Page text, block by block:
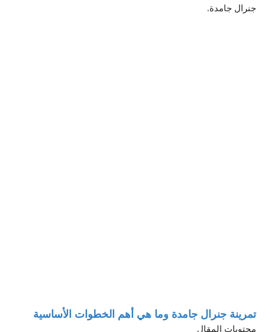
جنرال جامدة.
تمرينة جنرال جامدة وما هي أهم الخطوات الأساسية
محتويات المقال